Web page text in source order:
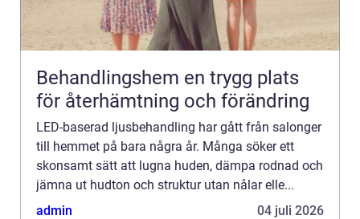
Behandlingshem en trygg plats
för återhämtning och förändring
LED-baserad ljusbehandling har gått från salonger
till hemmet på bara några år. Många söker ett
skonsamt sätt att lugna huden, dämpa rodnad och
jämna ut hudton och struktur utan nålar elle...
admin
04 juli 2026